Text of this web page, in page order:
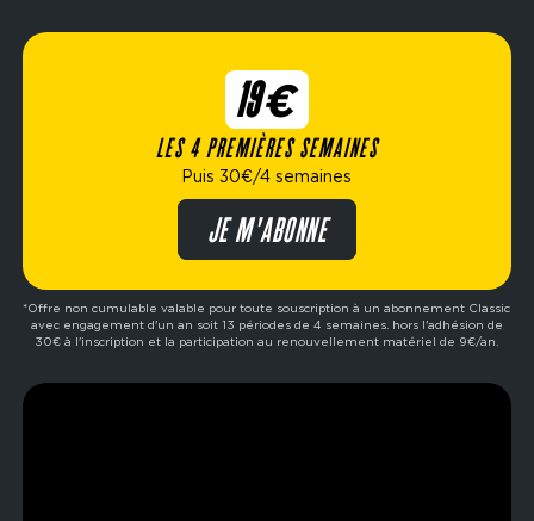
espace sports de forcepour les pratiquants
Burning Parkréservé aux abonnés
Ultimate, dédié aux séances haute intensité, font
de ce club une adresse incontournable du centre
19€
LES 4 PREMIÈRES SEMAINES
Puis 30€/4 semaines
JE M'ABONNE
*Offre non cumulable valable pour toute souscription à un abonnement Classic
avec engagement d'un an soit 13 périodes de 4 semaines. hors l'adhésion de
30€ à l'inscription et la participation au renouvellement matériel de 9€/an.